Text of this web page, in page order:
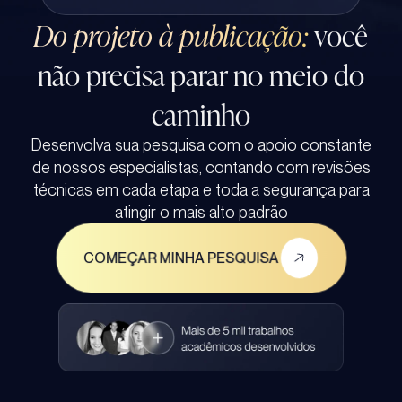
Do projeto à publicação:você
não precisa parar no meio do
caminho
Desenvolva sua pesquisa com o apoio constante
de nossos especialistas, contando com revisões
técnicas em cada etapa e toda a segurança para
atingir o mais alto padrão
COMEÇAR MINHA PESQUISA